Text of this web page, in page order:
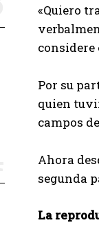
«Quiero
considere
Por su
quien
campos
Ahora
segunda
La